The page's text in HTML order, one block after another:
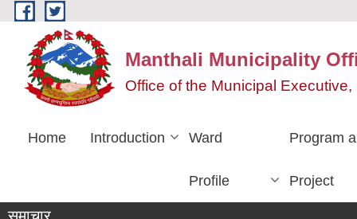
Skip to main content
Manthali Municipality
Office of the Municipal
Home Introduction Ward
Profile
Program
Project